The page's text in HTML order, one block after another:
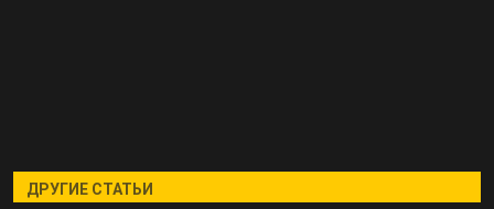
ДРУГИЕ СТАТЬИ